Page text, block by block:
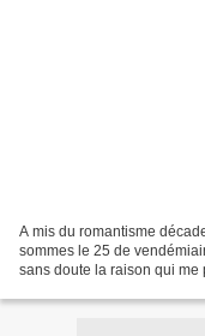
A mis du romantisme
sommes le 25 de
sans doute la raison qui